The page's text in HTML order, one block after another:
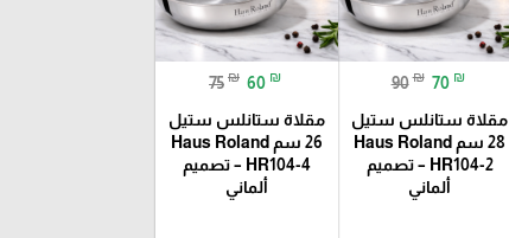
90 ₪ 70 ₪
مقلاة ستانلس ستيل
28 سم Haus Roland
HR104-2 – تصميم
ألماني
75 ₪ 60 ₪
مقلاة ستانلس ستيل
26 سم Haus Roland
HR104-4 – تصميم
ألماني